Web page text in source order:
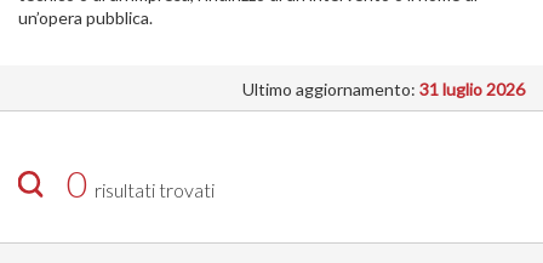
ATTIVITÀ
INTERVENTI
SI
un’opera pubblica.
Ultimo aggiornamento: 31 luglio 2026
0 risultati trovati